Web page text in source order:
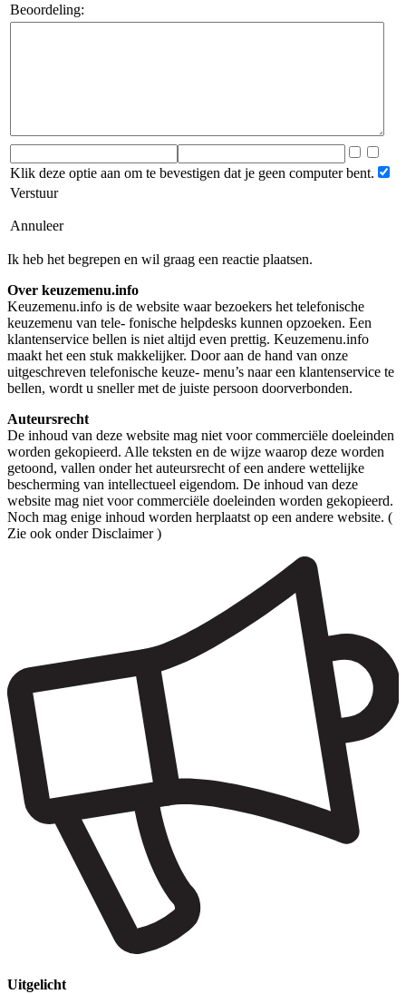
Beoordeling:
Klik deze optie aan om te bevestigen dat je geen computer bent.
Verstuur
Annuleer
Ik heb het begrepen en wil graag een reactie plaatsen.
Over keuzemenu.info
Keuzemenu.info is de website waar bezoekers het telefonische
keuzemenu van tele- fonische helpdesks kunnen opzoeken. Een
klantenservice bellen is niet altijd even prettig. Keuzemenu.info
maakt het een stuk makkelijker. Door aan de hand van onze
uitgeschreven telefonische keuze- menu’s naar een klantenservice te
bellen, wordt u sneller met de juiste persoon doorverbonden.
Auteursrecht
De inhoud van deze website mag niet voor commerciële doeleinden
worden gekopieerd. Alle teksten en de wijze waarop deze worden
getoond, vallen onder het auteursrecht of een andere wettelijke
bescherming van intellectueel eigendom. De inhoud van deze
website mag niet voor commerciële doeleinden worden gekopieerd.
Noch mag enige inhoud worden herplaatst op een andere website. (
Zie ook onder Disclaimer )
Uitgelicht